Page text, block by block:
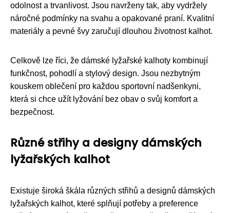
odolnost a trvanlivost. Jsou navrženy tak, aby vydržely
náročné podmínky na svahu a opakované praní. Kvalitní
materiály a pevné švy zaručují dlouhou životnost kalhot.
Celkově lze říci, že dámské lyžařské kalhoty kombinují
funkčnost, pohodlí a stylový design. Jsou nezbytným
kouskem oblečení pro každou sportovní nadšenkyni,
která si chce užít lyžování bez obav o svůj komfort a
bezpečnost.
Různé střihy a designy dámských
lyžařských kalhot
Existuje široká škála různých střihů a designů dámských
lyžařských kalhot, které splňují potřeby a preference